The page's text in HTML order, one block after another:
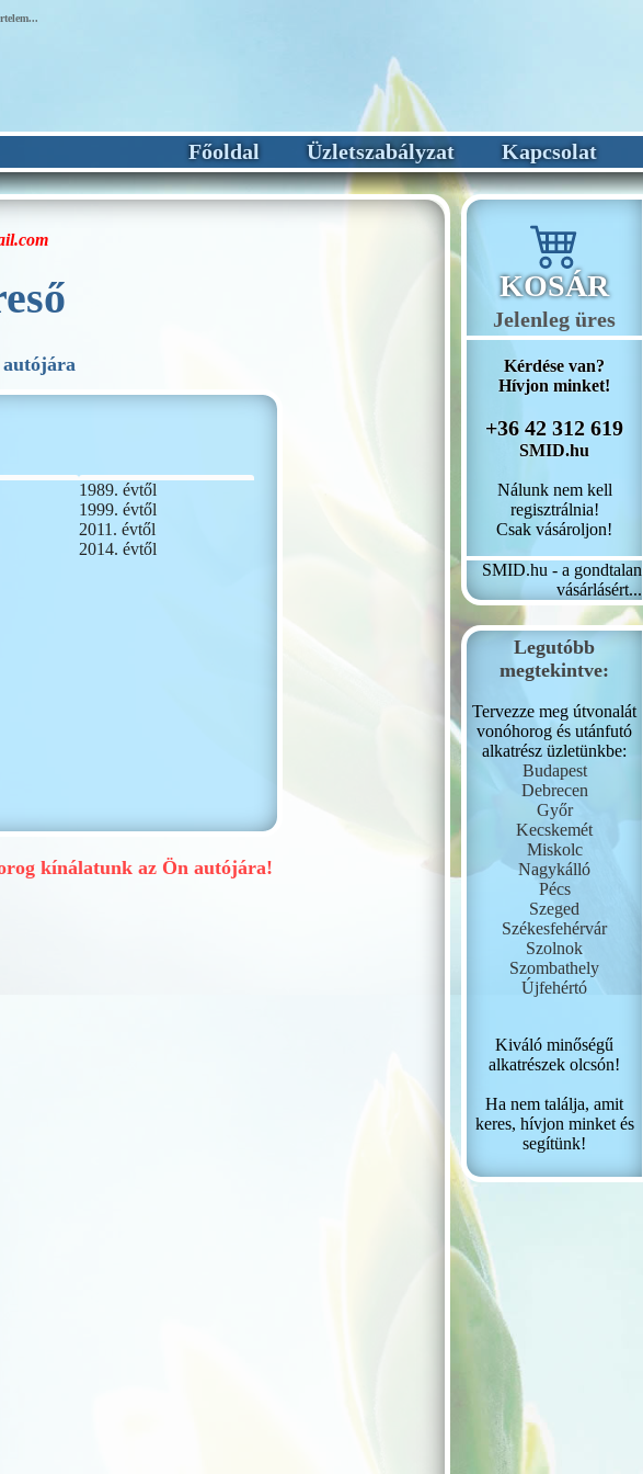
Főoldal Üzletszabályzat Kapcsolat
1989. évtől
1999. évtől
2011. évtől
2014. évtől
kínálatunk az Ön autójára!
KOSÁR
Jelenleg üres
Kérdése van?
Hívjon minket!
+36 42 312 619
SMID.hu
Nálunk nem kell
regisztrálnia!
Csak vásároljon!
SMID.hu - a gondtalan
vásárlásért...
Legutóbb
megtekintve:
Tervezze meg útvonalát
vonóhorog és utánfutó
alkatrész üzletünkbe:
Budapest
Debrecen
Győr
Kecskemét
Miskolc
Nagykálló
Pécs
Szeged
Székesfehérvár
Szolnok
Szombathely
Újfehértó
Kiváló minőségű
alkatrészek olcsón!
Ha nem találja, amit
keres, hívjon minket és
segítünk!